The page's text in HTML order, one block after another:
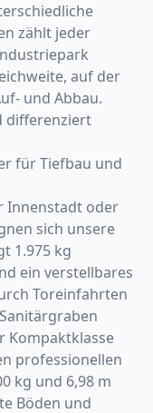
zählt jeder
auf der
und Abbau.
differenziert
für Tiefbau und
Innenstadt oder
sich unsere
1.975 kg
ein verstellbares
Toreinfahrten
Kompaktklasse
professionellen
kg und 6,98 m
Böden und